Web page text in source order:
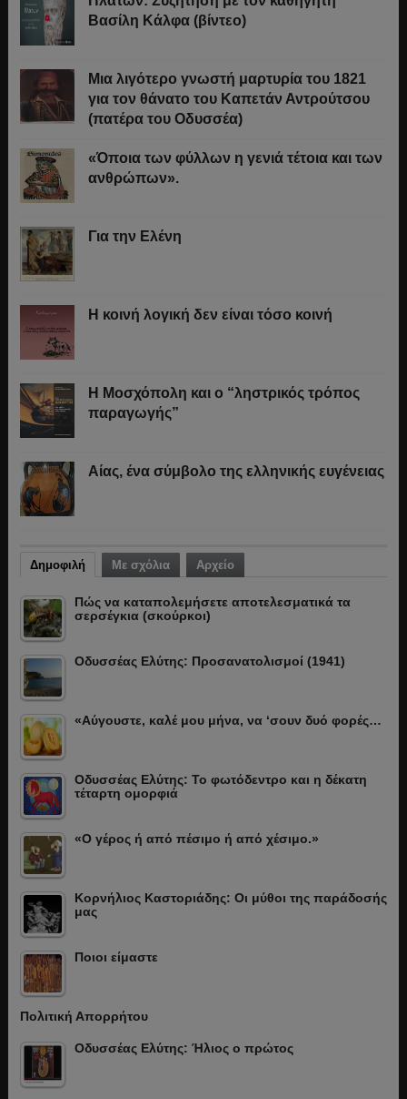
Βασίλη Κάλφα (βίντεο)
Μια λιγότερο γνωστή μαρτυρία του 1821
για τον θάνατο του Καπετάν Αντρούτσου
(πατέρα του Οδυσσέα)
«Όποια των φύλλων η γενιά τέτοια και των
ανθρώπων».
Για την Ελένη
Η κοινή λογική δεν είναι τόσο κοινή
Η Μοσχόπολη και ο “ληστρικός τρόπος
παραγωγής”
Αίας, ένα σύμβολο της ελληνικής ευγένειας
Δημοφιλή Με σχόλια Αρχείο
Πώς να καταπολεμήσετε αποτελεσματικά τα
σερσέγκια (σκούρκοι)
Οδυσσέας Ελύτης: Προσανατολισμοί (1941)
«Αύγουστε, καλέ μου μήνα, να ‘σουν δυό φορές…
Οδυσσέας Ελύτης: Το φωτόδεντρο και η δέκατη
τέταρτη ομορφιά
«Ο γέρος ή από πέσιμο ή από χέσιμο.»
Κορνήλιος Καστοριάδης: Οι μύθοι της παράδοσής
μας
Ποιοι είμαστε
Πολιτική Απορρήτου
Οδυσσέας Ελύτης: Ήλιος ο πρώτος